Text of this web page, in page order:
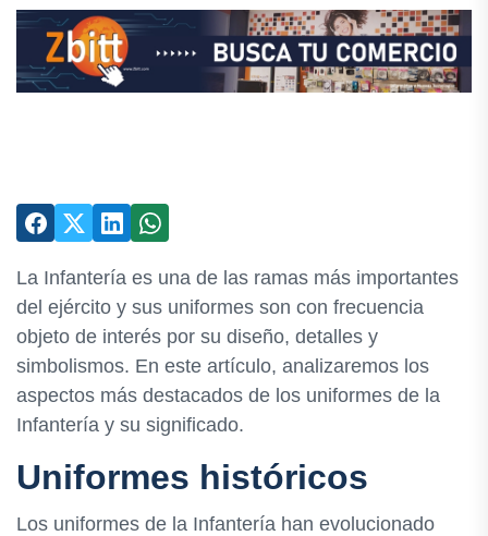
La Infantería es una de las ramas más importantes
del ejército y sus uniformes son con frecuencia
objeto de interés por su diseño, detalles y
simbolismos. En este artículo, analizaremos los
aspectos más destacados de los uniformes de la
Infantería y su significado.
Uniformes históricos
Los uniformes de la Infantería han evolucionado